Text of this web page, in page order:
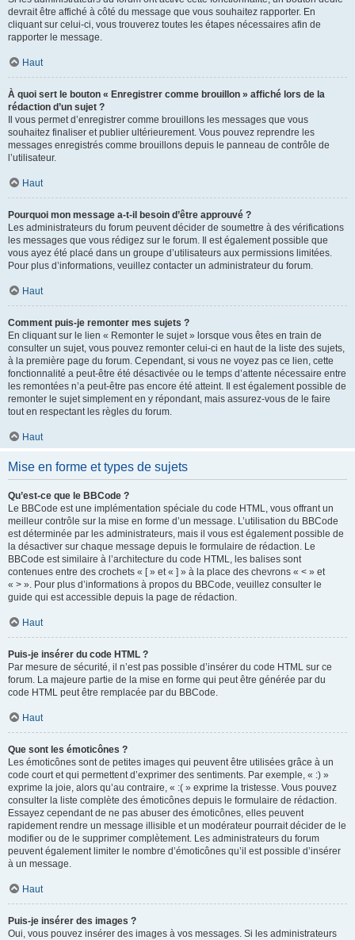
devrait être affiché à côté du message que vous souhaitez rapporter. En
cliquant sur celui-ci, vous trouverez toutes les étapes nécessaires afin de
rapporter le message.
Haut
À quoi sert le bouton « Enregistrer comme brouillon » affiché lors de la
rédaction d’un sujet ?
Il vous permet d’enregistrer comme brouillons les messages que vous
souhaitez finaliser et publier ultérieurement. Vous pouvez reprendre les
messages enregistrés comme brouillons depuis le panneau de contrôle de
l’utilisateur.
Haut
Pourquoi mon message a-t-il besoin d’être approuvé ?
Les administrateurs du forum peuvent décider de soumettre à des vérifications
les messages que vous rédigez sur le forum. Il est également possible que
vous ayez été placé dans un groupe d’utilisateurs aux permissions limitées.
Pour plus d’informations, veuillez contacter un administrateur du forum.
Haut
Comment puis-je remonter mes sujets ?
En cliquant sur le lien « Remonter le sujet » lorsque vous êtes en train de
consulter un sujet, vous pouvez remonter celui-ci en haut de la liste des sujets,
à la première page du forum. Cependant, si vous ne voyez pas ce lien, cette
fonctionnalité a peut-être été désactivée ou le temps d’attente nécessaire entre
les remontées n’a peut-être pas encore été atteint. Il est également possible de
remonter le sujet simplement en y répondant, mais assurez-vous de le faire
tout en respectant les règles du forum.
Haut
Mise en forme et types de sujets
Qu’est-ce que le BBCode ?
Le BBCode est une implémentation spéciale du code HTML, vous offrant un
meilleur contrôle sur la mise en forme d’un message. L’utilisation du BBCode
est déterminée par les administrateurs, mais il vous est également possible de
la désactiver sur chaque message depuis le formulaire de rédaction. Le
BBCode est similaire à l’architecture du code HTML, les balises sont
contenues entre des crochets « [ » et « ] » à la place des chevrons « < » et
« > ». Pour plus d’informations à propos du BBCode, veuillez consulter le
guide qui est accessible depuis la page de rédaction.
Haut
Puis-je insérer du code HTML ?
Par mesure de sécurité, il n’est pas possible d’insérer du code HTML sur ce
forum. La majeure partie de la mise en forme qui peut être générée par du
code HTML peut être remplacée par du BBCode.
Haut
Que sont les émoticônes ?
Les émoticônes sont de petites images qui peuvent être utilisées grâce à un
code court et qui permettent d’exprimer des sentiments. Par exemple, « :) »
exprime la joie, alors qu’au contraire, « :( » exprime la tristesse. Vous pouvez
consulter la liste complète des émoticônes depuis le formulaire de rédaction.
Essayez cependant de ne pas abuser des émoticônes, elles peuvent
rapidement rendre un message illisible et un modérateur pourrait décider de le
modifier ou de le supprimer complètement. Les administrateurs du forum
peuvent également limiter le nombre d’émoticônes qu’il est possible d’insérer
à un message.
Haut
Puis-je insérer des images ?
Oui, vous pouvez insérer des images à vos messages. Si les administrateurs